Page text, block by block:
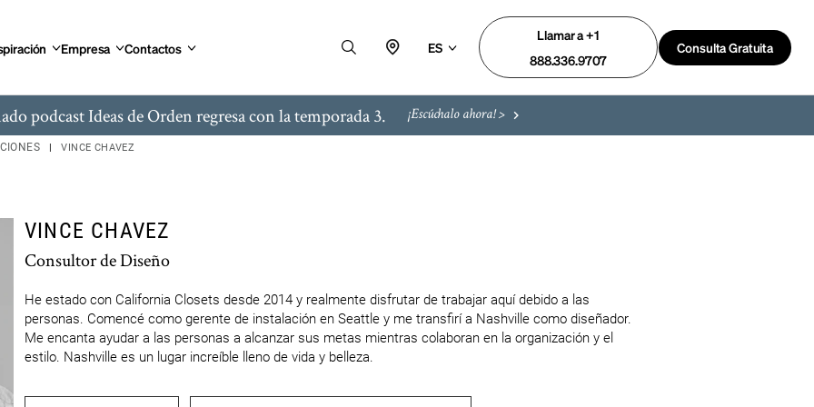
Empresa Contactos ES
Llamar a +1
888.336.9707
Consulta Gratuita
podcast Ideas de Orden regresa con la temporada 3. ¡Escúchalo ahora! >
VINCE CHAVEZ
VINCE CHAVEZ
Consultor de Diseño
He estado con California Closets desde 2014 y realmente disfrutar de trabajar aquí debido a las
personas. Comencé como gerente de instalación en Seattle y me transfirí a Nashville como diseñador.
Me encanta ayudar a las personas a alcanzar sus metas mientras colaboran en la organización y el
estilo. Nashville es un lugar increíble lleno de vida y belleza.